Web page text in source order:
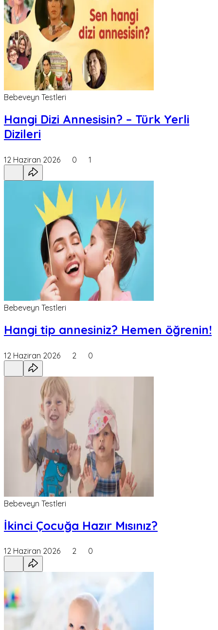
Bebeveyn Testleri
Hangi Dizi Annesisin? – Türk Yerli
Dizileri
12 Haziran 2026 0 1
Bebeveyn Testleri
Hangi tip annesiniz? Hemen öğrenin!
12 Haziran 2026 2 0
Bebeveyn Testleri
İkinci Çocuğa Hazır Mısınız?
12 Haziran 2026 2 0